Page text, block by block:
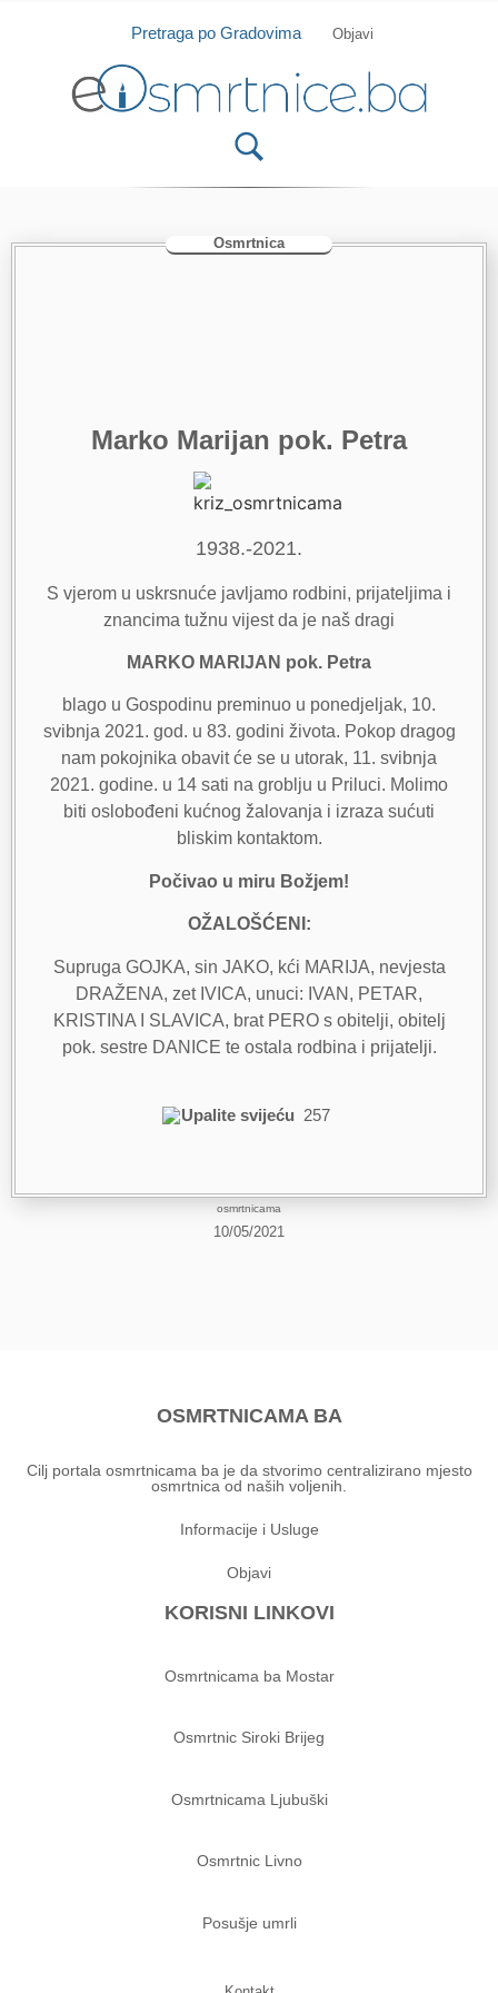
Isprobajte našu Android i IOS aplikaciju
Pretraga po Gradovima Objavi
Osmrtnica
Marko Marijan pok. Petra
1938.-2021.
S vjerom u uskrsnuće javljamo rodbini, prijateljima i
znancima tužnu vijest da je naš dragi
MARKO MARIJAN pok. Petra
blago u Gospodinu preminuo u ponedjeljak, 10.
svibnja 2021. god. u 83. godini života. Pokop dragog
nam pokojnika obavit će se u utorak, 11. svibnja
2021. godine. u 14 sati na groblju u Priluci. Molimo
biti oslobođeni kućnog žalovanja i izraza sućuti
bliskim kontaktom.
Počivao u miru Božjem!
OŽALOŠĆENI:
Supruga GOJKA, sin JAKO, kći MARIJA, nevjesta
DRAŽENA, zet IVICA, unuci: IVAN, PETAR,
KRISTINA I SLAVICA, brat PERO s obitelji, obitelj
pok. sestre DANICE te ostala rodbina i prijatelji.
Upalite svijeću 257
osmrtnicama
10/05/2021
OSMRTNICAMA BA
Cilj portala osmrtnicama ba je da stvorimo centralizirano mjesto
osmrtnica od naših voljenih.
Informacije i Usluge
Objavi
KORISNI LINKOVI
Osmrtnicama ba Mostar
Osmrtnic Siroki Brijeg
Osmrtnicama Ljubuški
Osmrtnic Livno
Posušje umrli